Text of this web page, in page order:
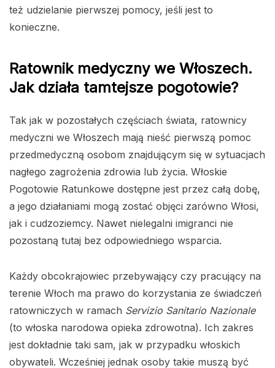
też udzielanie pierwszej pomocy, jeśli jest to
konieczne.
Ratownik medyczny we Włoszech.
Jak działa tamtejsze pogotowie?
Tak jak w pozostałych częściach świata, ratownicy
medyczni we Włoszech mają nieść pierwszą pomoc
przedmedyczną osobom znajdującym się w sytuacjach
nagłego zagrożenia zdrowia lub życia. Włoskie
Pogotowie Ratunkowe dostępne jest przez całą dobę,
a jego działaniami mogą zostać objęci zarówno Włosi,
jak i cudzoziemcy. Nawet nielegalni imigranci nie
pozostaną tutaj bez odpowiedniego wsparcia.
Każdy obcokrajowiec przebywający czy pracujący na
terenie Włoch ma prawo do korzystania ze świadczeń
ratowniczych w ramach Servizio Sanitario Nazionale
(to włoska narodowa opieka zdrowotna). Ich zakres
jest dokładnie taki sam, jak w przypadku włoskich
obywateli. Wcześniej jednak osoby takie muszą być